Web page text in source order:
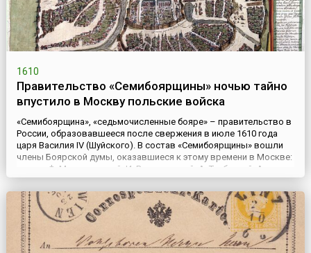
1610
Правительство «Семибоярщины» ночью тайно
впустило в Москву польские войска
«Семибоярщина», «седьмочисленные бояре» – правительство в
России, образовавшееся после свержения в июле 1610 года
царя Василия IV (Шуйского). В состав «Семибоярщины» вошли
члены Боярской думы, оказавшиеся к этому времени в Москве:
князья Ф. Мстиславский, И. Воротынский, А. Трубецкой, А.
Голицын, Б. Лыков, И. Романов, Ф. Шереметев. Одним из первых
решений «Семибоярщины» было постановление – не ...